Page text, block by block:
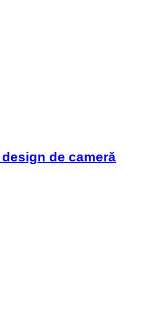
de cameră